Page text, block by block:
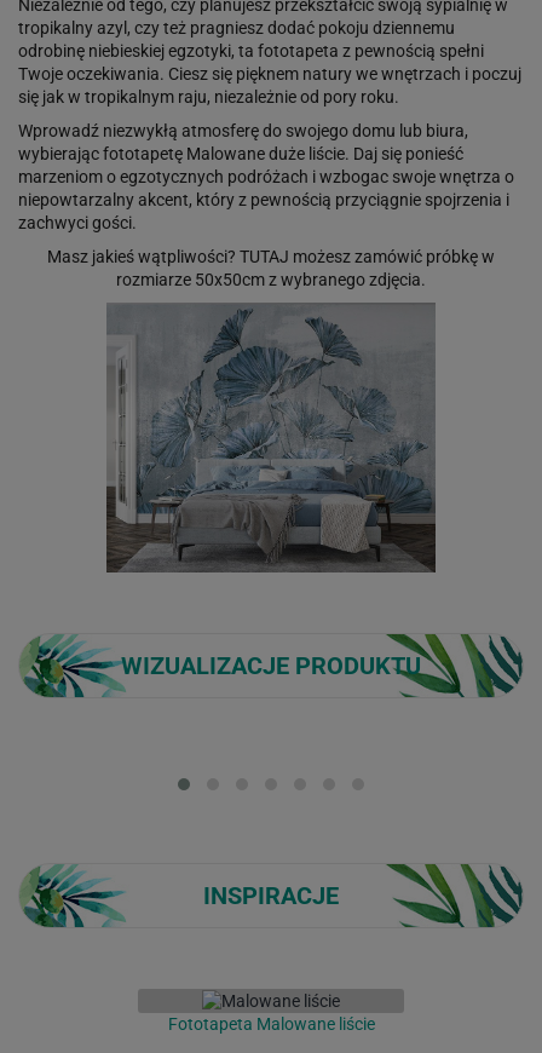
Niezależnie od tego, czy planujesz przekształcić swoją sypialnię w
tropikalny azyl, czy też pragniesz dodać pokoju dziennemu
odrobinę niebieskiej egzotyki, ta fototapeta z pewnością spełni
Twoje oczekiwania. Ciesz się pięknem natury we wnętrzach i poczuj
się jak w tropikalnym raju, niezależnie od pory roku.
Wprowadź niezwykłą atmosferę do swojego domu lub biura,
wybierając fototapetę Malowane duże liście. Daj się ponieść
marzeniom o egzotycznych podróżach i wzbogac swoje wnętrza o
niepowtarzalny akcent, który z pewnością przyciągnie spojrzenia i
zachwyci gości.
Masz jakieś wątpliwości? TUTAJ możesz zamówić próbkę w
rozmiarze 50x50cm z wybranego zdjęcia.
WIZUALIZACJE PRODUKTU
INSPIRACJE
Fototapeta Malowane liście